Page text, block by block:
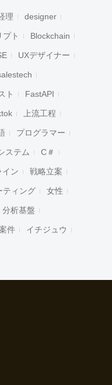
理 designer
プト Blockchain
UXデザイナー
ト FastAPI
上流工程
プログラマー
ステム C＃
イン 戦略立案
ティング 女性
分析基盤
件 イチジュウ